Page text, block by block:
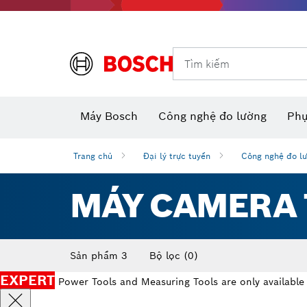
Tìm kiếm
Máy Bosch Công nghệ đo lường
Trang chủ Đại lý trực tuyến Công nghệ đo
MÁY
Sản phẩm 3 Bộ lọc (0)
EXPERT Power Tools and Measuring Tools are only